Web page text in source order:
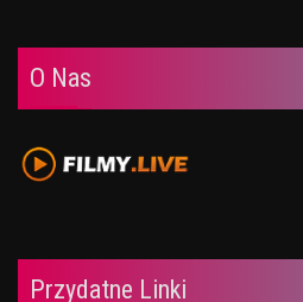
O Nas
Przydatne Linki